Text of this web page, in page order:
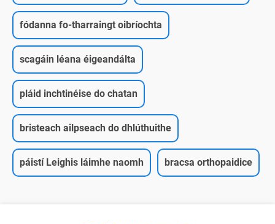
fódanna fo-tharraingt oibríochta
scagáin léana éigeandálta
pláid inchtinéise do chatan
bristeach ailpseach do dhlúthuithe
páistí Leighis láimhe naomh bracsa orthopaidice